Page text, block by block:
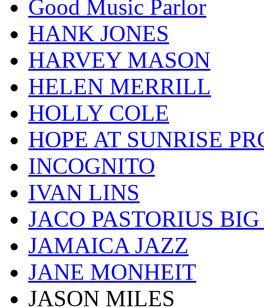
Good Music Parlor
HANK JONES
HARVEY MASON
HELEN MERRILL
HOLLY COLE
HOPE AT SUNRISE
INCOGNITO
IVAN LINS
JACO PASTORIUS
JAMAICA JAZZ
JANE MONHEIT
JASON MILES